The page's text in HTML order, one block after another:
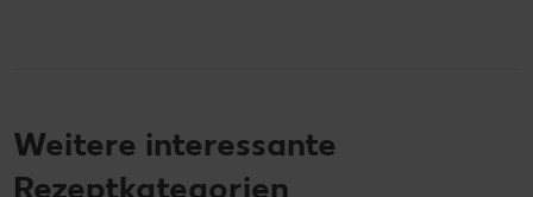
Weitere interessante
Rezeptkategorien